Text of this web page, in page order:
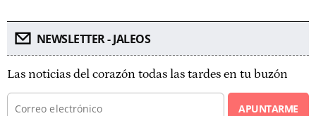
NEWSLETTER - JALEOS
Las noticias del corazón todas las tardes en tu buzón
APUNTARME